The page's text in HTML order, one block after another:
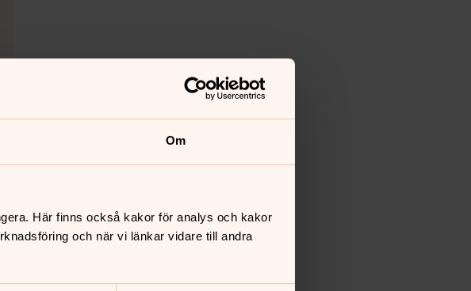
Om
Här finns också kakor för analys och kakor
och när vi länkar vidare till andra